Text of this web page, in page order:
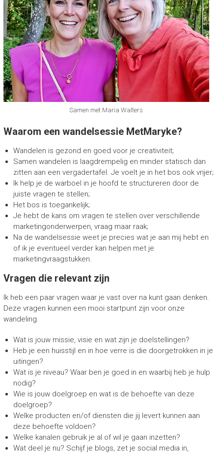
Samen met Maria Walters
Waarom een wandelsessie MetMaryke?
Wandelen is gezond en goed voor je creativiteit;
Samen wandelen is laagdrempelig en minder statisch dan
zitten aan een vergadertafel. Je voelt je in het bos ook vrijer;
Ik help je de warboel in je hoofd te structureren door de
juiste vragen te stellen;
Het bos is toegankelijk;
Je hebt de kans om vragen te stellen over verschillende
marketingonderwerpen, vraag maar raak;
Na de wandelsessie weet je precies wat je aan mij hebt en
of ik je eventueel verder kan helpen met je
marketingvraagstukken.
Vragen die relevant zijn
Ik heb een paar vragen waar je vast over na kunt gaan denken.
Deze vragen kunnen een mooi startpunt zijn voor onze
wandeling.
Wat is jouw missie, visie en wat zijn je doelstellingen?
Heb je een huisstijl en in hoe verre is die doorgetrokken in je
uitingen?
Wat is je niveau? Waar ben je goed in en waarbij heb je hulp
nodig?
Wie is jouw doelgroep en wat is de behoefte van deze
doelgroep?
Welke producten en/of diensten die jij levert kunnen aan
deze behoefte voldoen?
Welke kanalen gebruik je al of wil je gaan inzetten?
Wat deel je nu? Schijf je blogs, zet je social media in,